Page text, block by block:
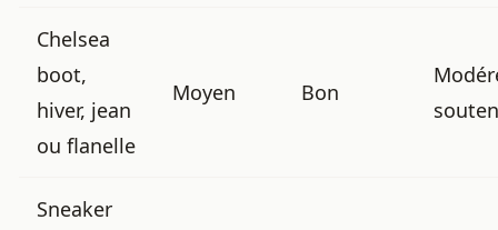
Chelsea
boot,
hiver, jean
ou flanelle
Moyen Bon
Sneaker